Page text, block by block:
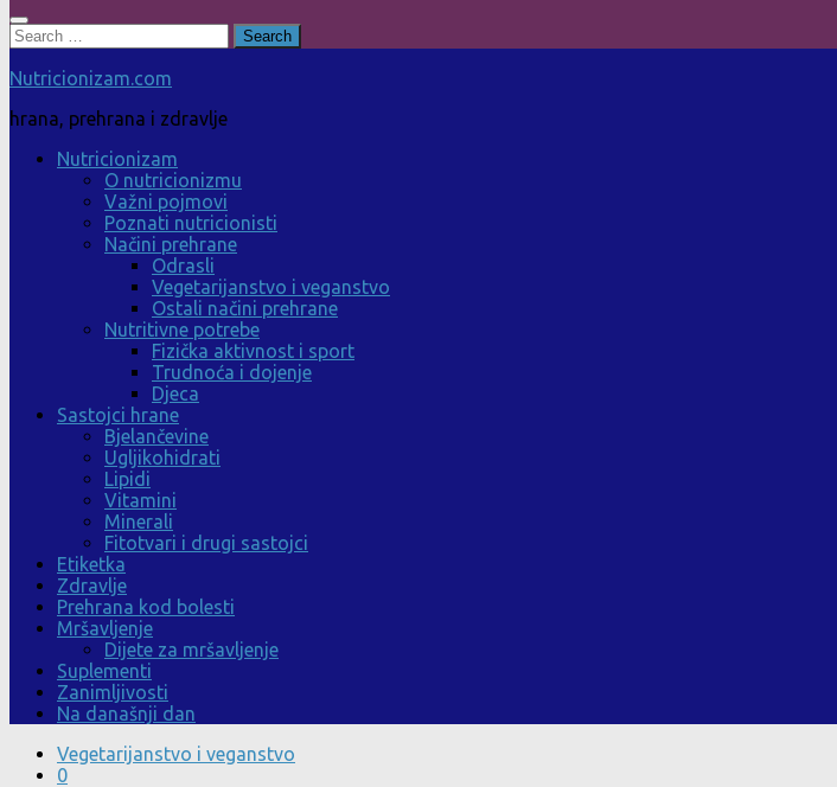
Search
for:
Nutricionizam.com
hrana, prehrana i zdravlje
Nutricionizam
O nutricionizmu
Važni pojmovi
Poznati nutricionisti
Načini prehrane
Odrasli
Vegetarijanstvo i veganstvo
Ostali načini prehrane
Nutritivne potrebe
Fizička aktivnost i sport
Trudnoća i dojenje
Djeca
Sastojci hrane
Bjelančevine
Ugljikohidrati
Lipidi
Vitamini
Minerali
Fitotvari i drugi sastojci
Etiketka
Zdravlje
Prehrana kod bolesti
Mršavljenje
Dijete za mršavljenje
Suplementi
Zanimljivosti
Na današnji dan
Vegetarijanstvo i veganstvo
0